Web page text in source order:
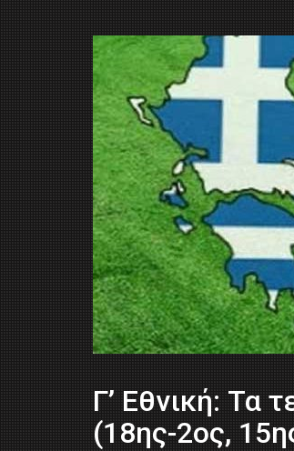
Γ’ Εθνική: Τα
(18ης-2ος,